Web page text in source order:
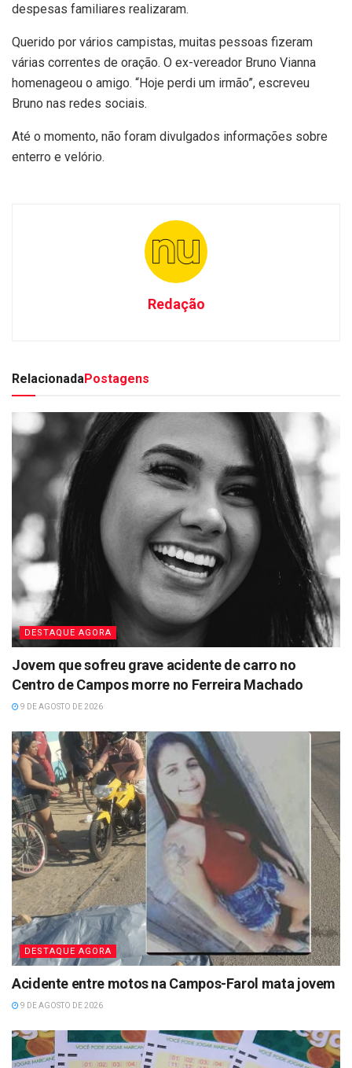
despesas familiares realizaram.
Querido por vários campistas, muitas pessoas fizeram
várias correntes de oração. O ex-vereador Bruno Vianna
homenageou o amigo. “Hoje perdi um irmão”, escreveu
Bruno nas redes sociais.
Até o momento, não foram divulgados informações sobre
enterro e velório.
Redação
RelacionadaPostagens
DESTAQUE AGORA
Jovem que sofreu grave acidente de carro no
Centro de Campos morre no Ferreira Machado
9 DE AGOSTO DE 2026
DESTAQUE AGORA
Acidente entre motos na Campos-Farol mata jovem
9 DE AGOSTO DE 2026